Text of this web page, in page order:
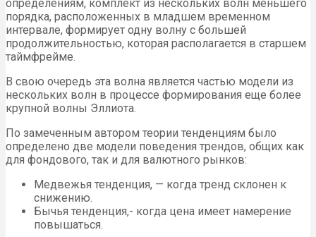
определениям, комплект из нескольких волн меньшего
порядка, расположенных в младшем временном
интервале, формирует одну волну с большей
продолжительностью, которая располагается в старшем
таймфрейме.
В свою очередь эта волна является частью модели из
нескольких волн в процессе формирования еще более
крупной волны Эллиота.
По замеченным автором теории тенденциям было
определено две модели поведения трендов, общих как
для фондового, так и для валютного рынков:
Медвежья тенденция, — когда тренд склонен к
снижению.
Бычья тенденция,- когда цена имеет намерение
повышаться.